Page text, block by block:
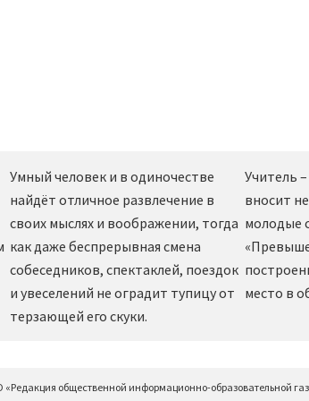
Умный человек и в одиночестве
найдёт отличное развлечение в
своих мыслях и воображении, тогда
как даже беспрерывная смена
собеседников, спектаклей, поездок
и увеселений не оградит тупицу от
терзающей его скуки.
Учитель
вносит
молодые
«Превыше
место в
общественной информационно-образовательной